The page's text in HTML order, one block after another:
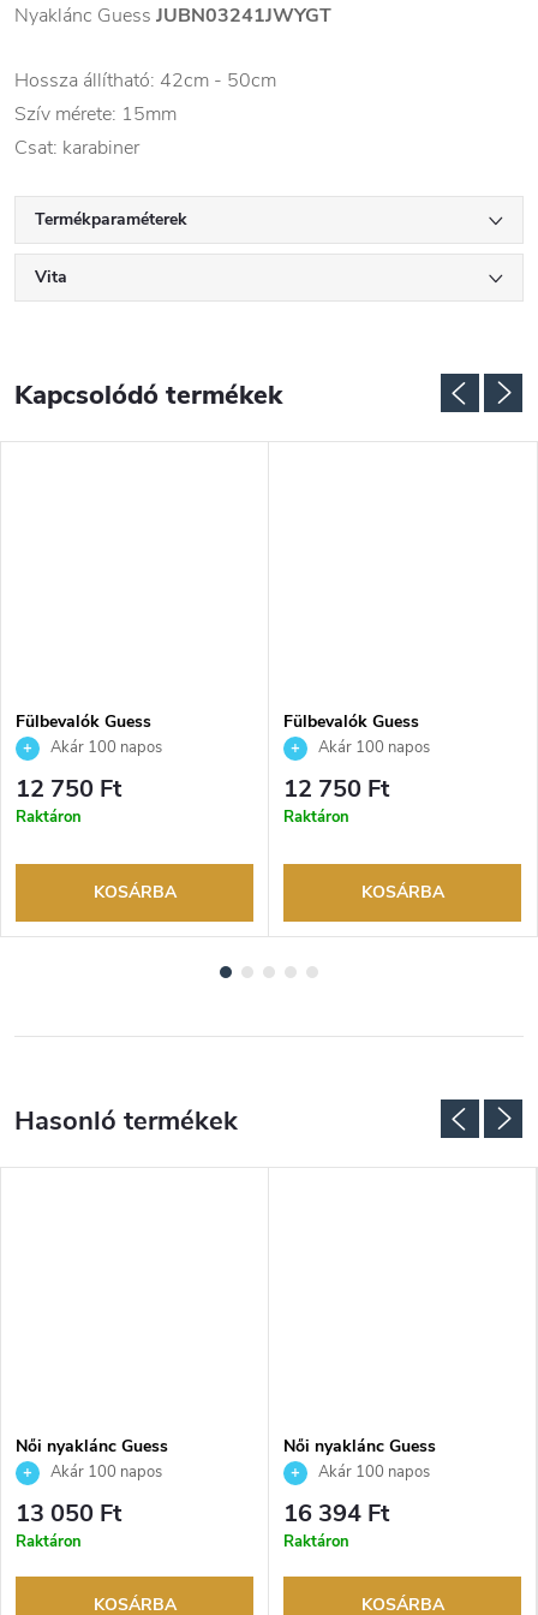
Nyaklánc Guess JUBN03241JWYGT
Hossza állítható: 42cm - 50cm
Szív mérete: 15mm
Csat: karabiner
Termékparaméterek
Vita
Kapcsolódó termékek
Fülbevalók Guess
JUBE02244JWRHAQT
Akár 100 napos
visszaküldési lehetőség. Hivatalos
márkakereskedő.
12 750 Ft
Raktáron
KOSÁRBA
Fülbevalók Guess
JUBE03145JWRHT
Akár 100 napos
visszaküldési lehetőség. Hivatalos
márkakereskedő.
12 750 Ft
Raktáron
KOSÁRBA
Női nyaklánc Guess
JUBN06087JWRHT
Akár 100 napos
visszaküldési lehetőség. Hivatalos
márkakereskedő.
13 050 Ft
Raktáron
KOSÁRBA
Női nyaklánc Guess
JUBN04210JWYGT
Akár 100 napos
visszaküldési lehetőség. Hivatalos
márkakereskedő.
16 394 Ft
Raktáron
KOSÁRBA